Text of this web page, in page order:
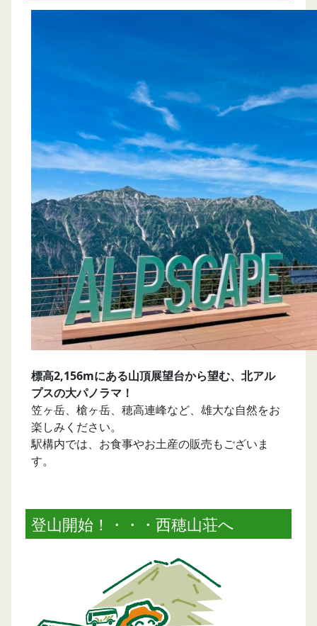
標高2,156mにある山頂展望台から望む、北アル
プスの大パノラマ！
笠ヶ岳、槍ヶ岳、穂高連峰など、雄大な自然をお
楽しみください。
駅構内では、お食事やお土産の販売もございま
す。
登山開始！・・・西穂山荘へ